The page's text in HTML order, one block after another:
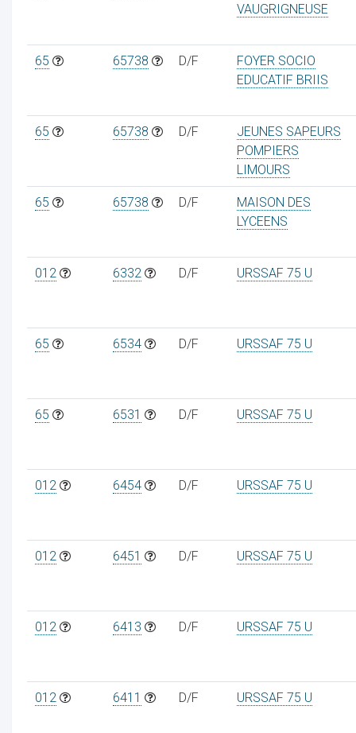
VAUGRIGNEUSE
65 65738 D/F
FOYER SOCIO
EDUCATIF BRIIS
65 65738 D/F
JEUNES SAPEURS
POMPIERS
LIMOURS
65 65738 D/F
MAISON DES
LYCEENS
012 6332 D/F URSSAF 75 U
65 6534 D/F URSSAF 75 U
65 6531 D/F URSSAF 75 U
012 6454 D/F URSSAF 75 U
012 6451 D/F URSSAF 75 U
012 6413 D/F URSSAF 75 U
012 6411 D/F URSSAF 75 U